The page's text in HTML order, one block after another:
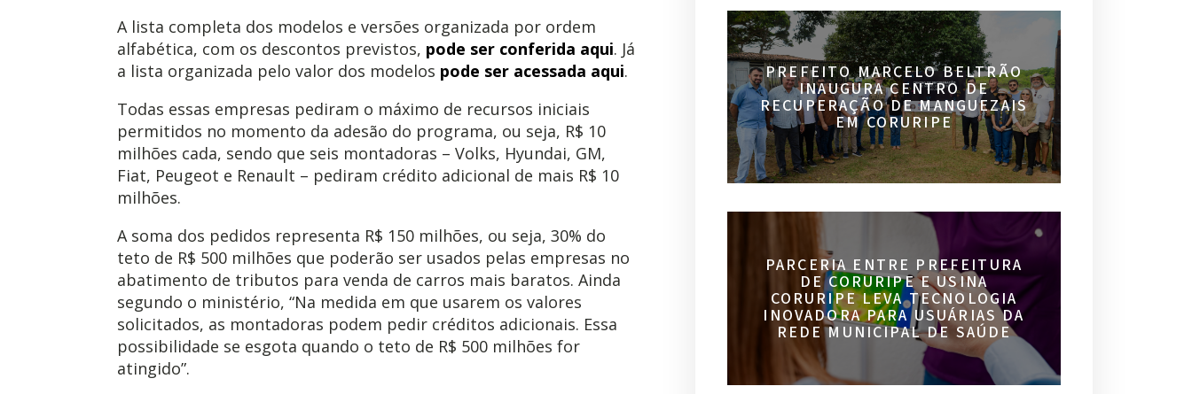
A lista completa dos modelos e versões organizada por ordem
alfabética, com os descontos previstos, pode ser conferida aqui. Já
a lista organizada pelo valor dos modelos pode ser acessada aqui.
Todas essas empresas pediram o máximo de recursos iniciais
permitidos no momento da adesão do programa, ou seja, R$ 10
milhões cada, sendo que seis montadoras – Volks, Hyundai, GM,
Fiat, Peugeot e Renault – pediram crédito adicional de mais R$ 10
milhões.
A soma dos pedidos representa R$ 150 milhões, ou seja, 30% do
teto de R$ 500 milhões que poderão ser usados pelas empresas no
abatimento de tributos para venda de carros mais baratos. Ainda
segundo o ministério, “Na medida em que usarem os valores
solicitados, as montadoras podem pedir créditos adicionais. Essa
possibilidade se esgota quando o teto de R$ 500 milhões for
atingido”.
PREFEITO MARCELO BELTRÃO
INAUGURA CENTRO DE
RECUPERAÇÃO DE MANGUEZAIS
EM CORURIPE
PARCERIA ENTRE PREFEITURA
DE CORURIPE E USINA
CORURIPE LEVA TECNOLOGIA
INOVADORA PARA USUÁRIAS DA
REDE MUNICIPAL DE SAÚDE